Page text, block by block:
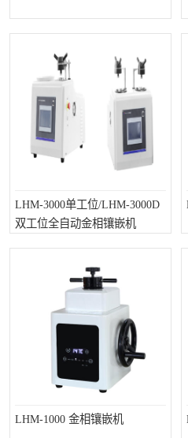
LHM-3000单工位/LHM-3000D
双工位全自动金相镶嵌机
LHM-1000 金相镶嵌机